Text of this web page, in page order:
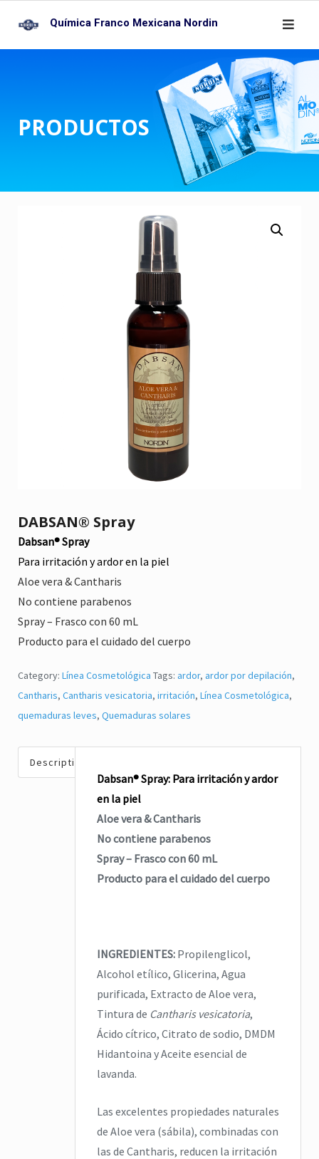
content
citronela,Eucalipto
Lavanda
,repelente,
repelente de insectos,
,Vitamina E
de Insectos
$0
jabón para manos
$0
Read more
Química Franco Mexicana Nordin
PRODUCTOS
DABSAN® Spray
Dabsan® Spray
Para irritación y ardor en la piel
Aloe vera & Cantharis
No contiene parabenos
Spray – Frasco con 60 mL
Producto para el cuidado del cuerpo
Category: Línea Cosmetológica Tags: ardor, ardor por depilación,
Cantharis, Cantharis vesicatoria, irritación, Línea Cosmetológica,
quemaduras leves, Quemaduras solares
Description
Dabsan® Spray: Para irritación y ardor
en la piel
Aloe vera & Cantharis
No contiene parabenos
Spray – Frasco con 60 mL
Producto para el cuidado del cuerpo
INGREDIENTES: Propilenglicol,
Alcohol etílico, Glicerina, Agua
purificada, Extracto de Aloe vera,
Tintura de Cantharis vesicatoria,
Ácido cítrico, Citrato de sodio, DMDM
Hidantoina y Aceite esencial de
lavanda.
Las excelentes propiedades naturales
de Aloe vera (sábila), combinadas con
las de Cantharis, reducen la irritación